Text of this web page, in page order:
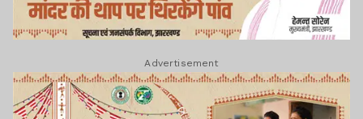
Advertisement